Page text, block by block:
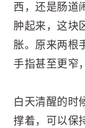
西，还是肠道
肿起来，这块
胀。原来两根
手指甚至更窄
白天清醒的时
撑着，可以保